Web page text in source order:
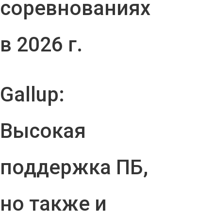
соревнованиях
в 2026 г.
Gallup:
Высокая
поддержка ПБ,
но также и